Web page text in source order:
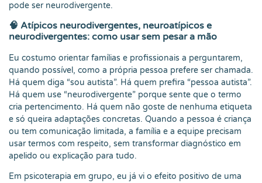
pode ser neurodivergente.
🧠 Atípicos neurodivergentes, neuroatípicos e
neurodivergentes: como usar sem pesar a mão
Eu costumo orientar famílias e profissionais a perguntarem,
quando possível, como a própria pessoa prefere ser chamada.
Há quem diga “sou autista”. Há quem prefira “pessoa autista”.
Há quem use “neurodivergente” porque sente que o termo
cria pertencimento. Há quem não goste de nenhuma etiqueta
e só queira adaptações concretas. Quando a pessoa é criança
ou tem comunicação limitada, a família e a equipe precisam
usar termos com respeito, sem transformar diagnóstico em
apelido ou explicação para tudo.
Em psicoterapia em grupo, eu já vi o efeito positivo de uma